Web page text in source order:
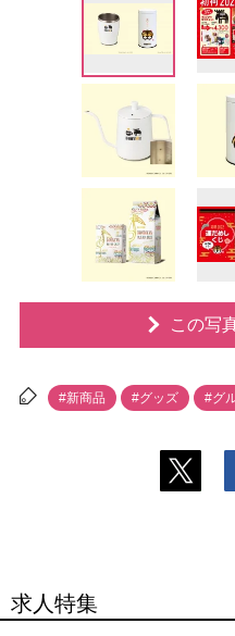
この写
#新商品 #グッズ #グ
求人特集